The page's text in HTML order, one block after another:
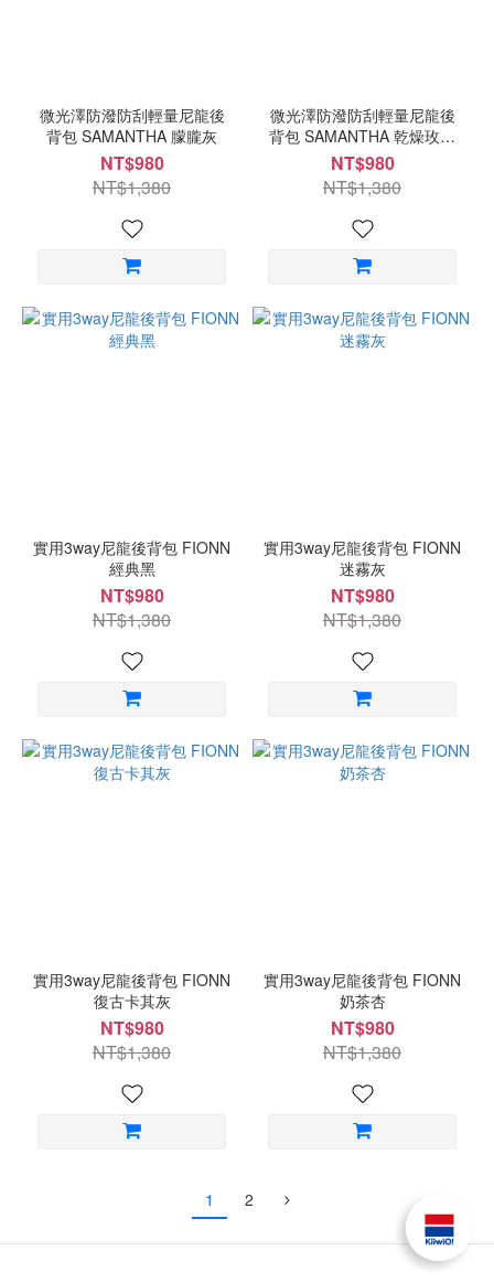
微光澤防潑防刮輕量尼龍後
背包 SAMANTHA 朦朧灰
NT$980
NT$1,380
微光澤防潑防刮輕量尼龍後
背包 SAMANTHA 乾燥玫瑰
粉
NT$980
NT$1,380
實用3way尼龍後背包 FIONN
經典黑
NT$980
NT$1,380
實用3way尼龍後背包 FIONN
迷霧灰
NT$980
NT$1,380
實用3way尼龍後背包 FIONN
復古卡其灰
NT$980
NT$1,380
實用3way尼龍後背包 FIONN
奶茶杏
NT$980
NT$1,380
1 2